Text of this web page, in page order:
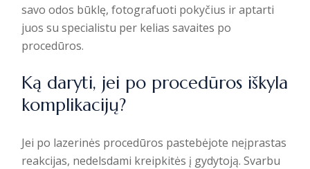
savo odos būklę, fotografuoti pokyčius ir aptarti
juos su specialistu per kelias savaites po
procedūros.
Ką daryti, jei po procedūros iškyla
komplikacijų?
Jei po lazerinės procedūros pastebėjote neįprastas
reakcijas, nedelsdami kreipkitės į gydytoją. Svarbu